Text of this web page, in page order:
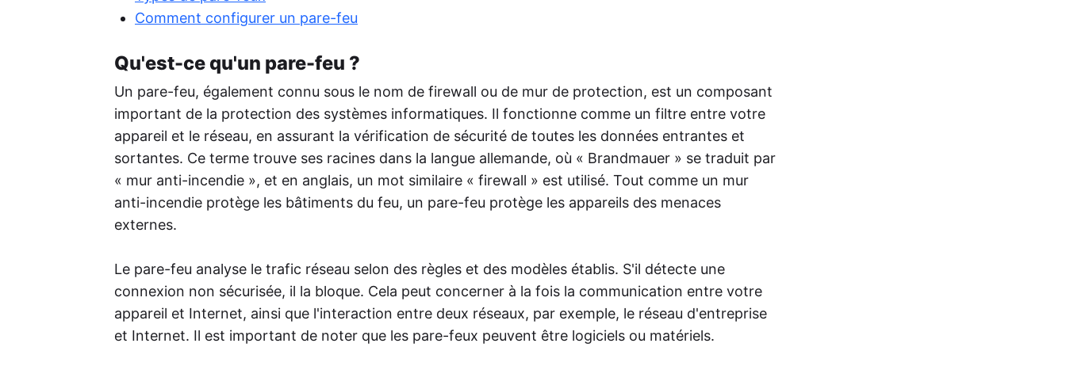
Reposter
augmentant ainsi la portée de votre audience.
Postmypost AI
L'IA aide les marketeurs à s'attaquer aux tâches
routinières, de la génération d'idées et de la
création de plans de contenu à la rédaction de
Comment configurer un pare-feu
Qu'est-ce qu'un pare-feu ?
Un pare-feu, également connu sous le nom de firewall ou de mur de protection, est un composant
important de la protection des systèmes informatiques. Il fonctionne comme un filtre entre votre
appareil et le réseau, en assurant la vérification de sécurité de toutes les données entrantes et
sortantes. Ce terme trouve ses racines dans la langue allemande, où « Brandmauer » se traduit par
« mur anti-incendie », et en anglais, un mot similaire « firewall » est utilisé. Tout comme un mur
anti-incendie protège les bâtiments du feu, un pare-feu protège les appareils des menaces
externes.
Le pare-feu analyse le trafic réseau selon des règles et des modèles établis. S'il détecte une
connexion non sécurisée, il la bloque. Cela peut concerner à la fois la communication entre votre
appareil et Internet, ainsi que l'interaction entre deux réseaux, par exemple, le réseau d'entreprise
et Internet. Il est important de noter que les pare-feux peuvent être logiciels ou matériels.